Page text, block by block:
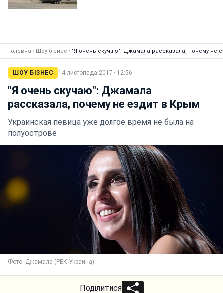
Головна › Шоу бізнес › "Я очень скучаю": Джамала рассказала, почему не
ШОУ БІЗНЕС 14 листопада 2017 · 12:56
"Я очень скучаю": Джамала
рассказала, почему не ездит в Крым
Украинская певица уже долгое время не была на
полуострове
Фото: Джамала (РБК-Украина)
Поділитися